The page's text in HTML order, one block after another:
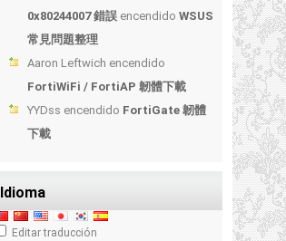
0x80244007 錯誤 encendido WSUS
常見問題整理
Aaron Leftwich encendido
FortiWiFi / FortiAP 韌體下載
YYDss encendido FortiGate 韌體
下載
Idioma
Editar traducción